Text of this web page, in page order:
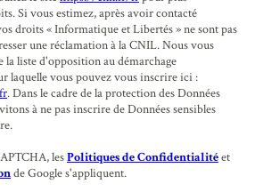
Si vous estimez, après avoir contacté
droits « Informatique et Libertés » ne sont pas
une réclamation à la CNIL. Nous vous
la liste d'opposition au démarchage
laquelle vous pouvez vous inscrire ici :
. Dans le cadre de la protection des Données
à ne pas inscrire de Données sensibles
lesPolitiques de Confidentialitéet
de Google s'appliquent.